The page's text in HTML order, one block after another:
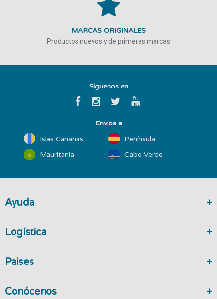
MARCAS ORIGINALES
Productos nuevos y de primeras marcas
Síguenos en
Envíos a
Islas Canarias
Península
Mauritania
Cabo Verde
Ayuda
Logística
Paises
Conócenos